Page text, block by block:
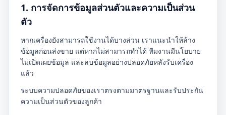
1. การจัดการข้อมูลส่วนตัวและความเป็นส่วน
ตัว
หากเครื่องยังสามารถใช้งานได้บางส่วน เราแนะนำให้ล้าง
ข้อมูลก่อนส่งขาย แต่หากไม่สามารถทำได้ ทีมงานมีนโยบาย
ไม่เปิดเผยข้อมูล และลบข้อมูลอย่างปลอดภัยหลังรับเครื่อง
แล้ว
ระบบความปลอดภัยของเราตรงตามมาตรฐานและรับประกัน
ความเป็นส่วนตัวของลูกค้า